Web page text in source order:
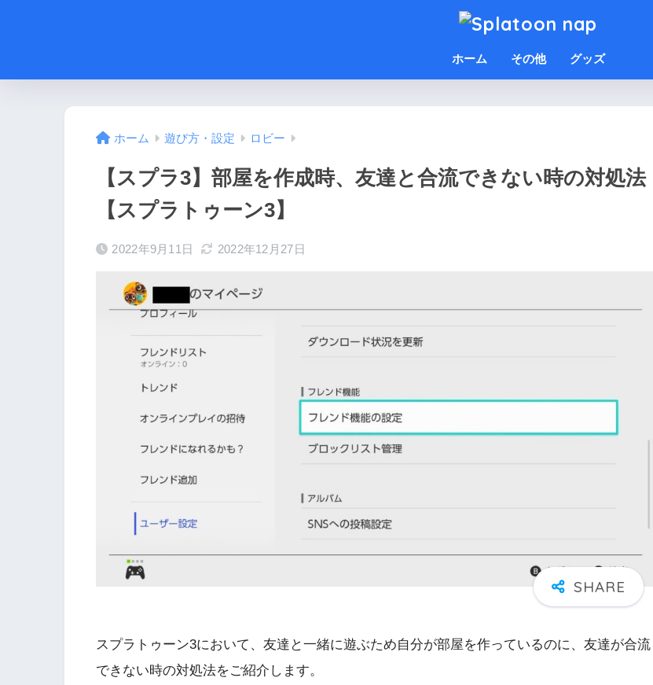
ホーム その他 グッズ
ホーム 遊び方・設定 ロビー
【スプラ3】部屋を作成時、友達と合流できない時の対処法
【スプラトゥーン3】
2022年9月11日 2022年12月27日
スプラトゥーン3において、友達と一緒に遊ぶため自分が部屋を作っているのに、友達が合流
できない時の対処法をご紹介します。